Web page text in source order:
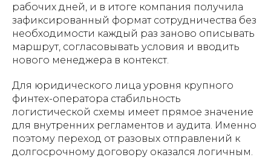
рабочих дней, и в итоге компания получила
зафиксированный формат сотрудничества без
необходимости каждый раз заново описывать
маршрут, согласовывать условия и вводить
нового менеджера в контекст.
Для юридического лица уровня крупного
финтех-оператора стабильность
логистической схемы имеет прямое значение
для внутренних регламентов и аудита. Именно
поэтому переход от разовых отправлений к
долгосрочному договору оказался логичным.